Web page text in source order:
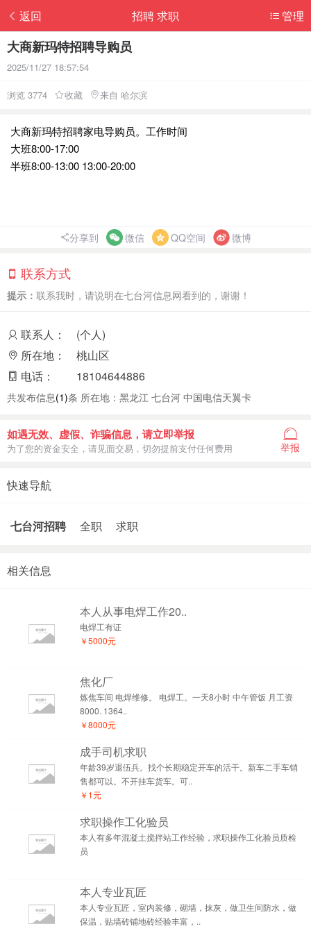
返回 管理
招聘 求职
大商新玛特招聘导购员
2025/11/27 18:57:54
浏览 3774 收藏 来自 哈尔滨
大商新玛特招聘家电导购员。工作时间
大班8:00-17:00
半班8:00-13:00 13:00-20:00
分享到 微信 QQ空间 微博
联系方式
提示： 联系我时，请说明在七台河信息网看到的，谢谢！
联系人：
(个人)
所在地：
桃山区
电话：
18104644886
共发布信息(1)条 所在地：黑龙江 七台河 中国电信天翼卡
如遇无效、虚假、诈骗信息，请立即举报
为了您的资金安全，请见面交易，切勿提前支付任何费用 举报
快速导航
七台河招聘 全职 求职
相关信息
本人从事电焊工作20..
电焊工有证
￥5000元
焦化厂
炼焦车间 电焊维修。 电焊工。一天8小时 中午管饭 月工资
8000. 1364..
￥8000元
成手司机求职
年龄39岁退伍兵。找个长期稳定开车的活干。新车二手车销
售都可以。不开挂车货车。可..
￥1元
求职操作工化验员
本人有多年混凝土搅拌站工作经验，求职操作工化验员质检
员
本人专业瓦匠
本人专业瓦匠，室内装修，砌墙，抹灰，做卫生间防水，做
保温，贴墙砖铺地砖经验丰富，..